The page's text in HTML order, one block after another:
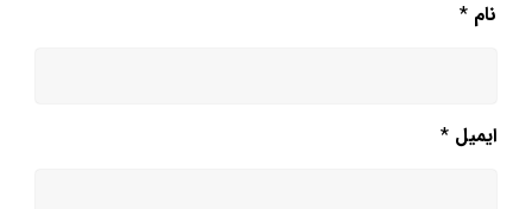
نام *
ایمیل *